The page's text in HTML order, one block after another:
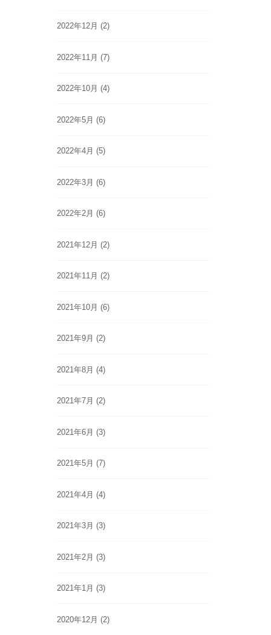
2022年12月 (2)
2022年11月 (7)
2022年10月 (4)
2022年5月 (6)
2022年4月 (5)
2022年3月 (6)
2022年2月 (6)
2021年12月 (2)
2021年11月 (2)
2021年10月 (6)
2021年9月 (2)
2021年8月 (4)
2021年7月 (2)
2021年6月 (3)
2021年5月 (7)
2021年4月 (4)
2021年3月 (3)
2021年2月 (3)
2021年1月 (3)
2020年12月 (2)